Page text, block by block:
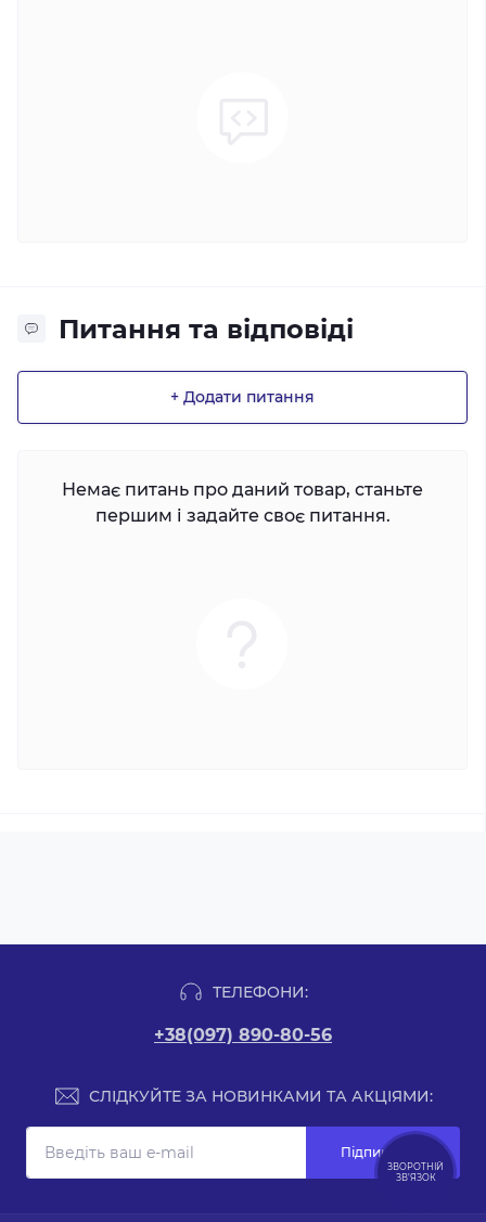
Питання та відповіді
+ Додати питання
Немає питань про даний товар, станьте
першим і задайте своє питання.
ТЕЛЕФОНИ:
+38(097) 890-80-56
СЛІДКУЙТЕ ЗА НОВИНКАМИ ТА АКЦІЯМИ:
Підпишіться
ЗВОРОТНІЙ
ЗВ’ЯЗОК